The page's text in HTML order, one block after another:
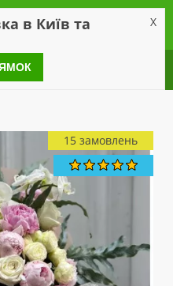
15 замовлень
в Київ та X